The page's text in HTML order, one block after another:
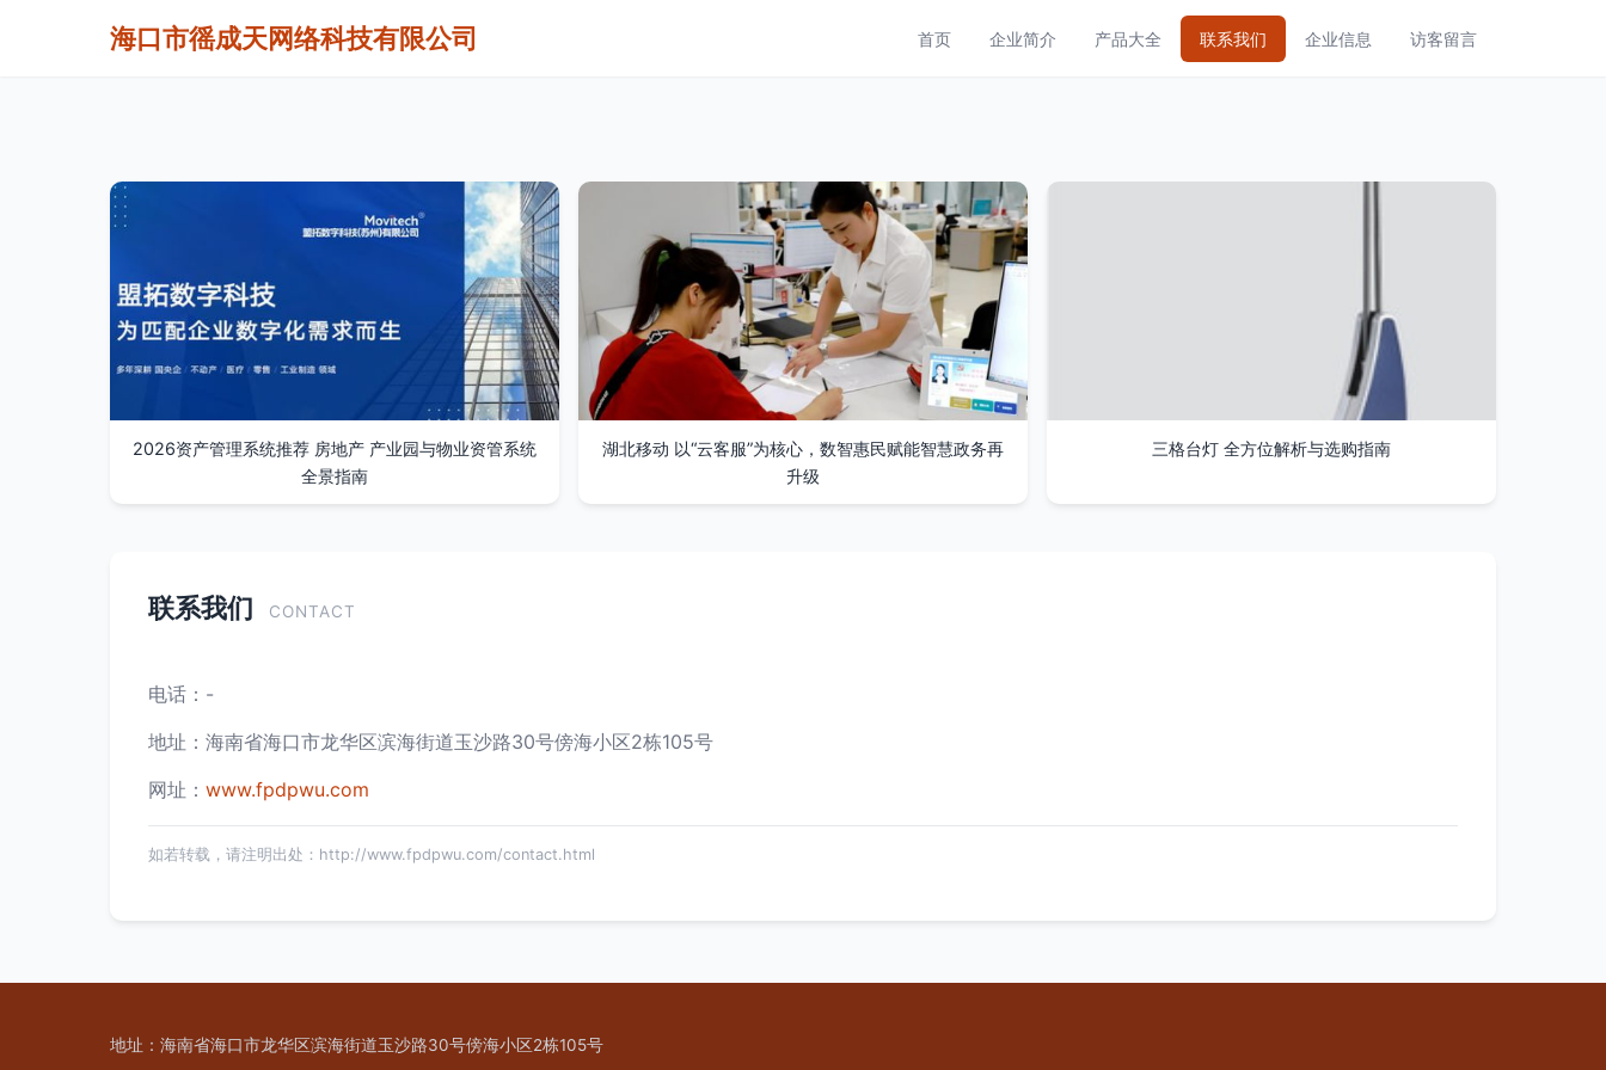
海口市徭成天网络科技有限公司 首页 企业简介 产品大全 联系我们 企业信息 访客留言
2026资产管理系统推荐 房地产 产业园与物业资管系统
全景指南
湖北移动 以“云客服”为核心，数智惠民赋能智慧政务再
升级
三格台灯 全方位解析与选购指南
联系我们 CONTACT
电话：-
地址：海南省海口市龙华区滨海街道玉沙路30号傍海小区2栋105号
网址： www.fpdpwu.com
如若转载，请注明出处：http://www.fpdpwu.com/contact.html
地址：海南省海口市龙华区滨海街道玉沙路30号傍海小区2栋105号